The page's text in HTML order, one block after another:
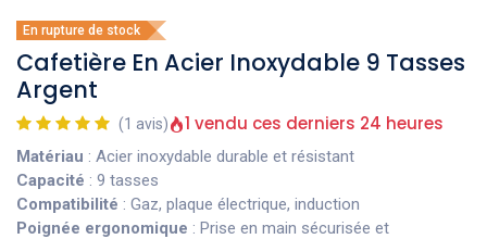
En rupture de stock
Cafetière En Acier Inoxydable 9 Tasses
Argent
(1 avis) 1 vendu ces derniers 24 heures
Matériau : Acier inoxydable durable et résistant
Capacité : 9 tasses
Compatibilité : Gaz, plaque électrique, induction
Poignée ergonomique : Prise en main sécurisée et